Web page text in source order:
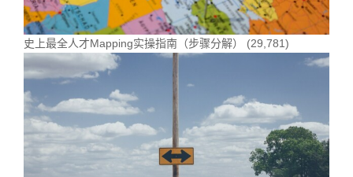
史上最全人才Mapping实操指南（步骤分解） (29,781)